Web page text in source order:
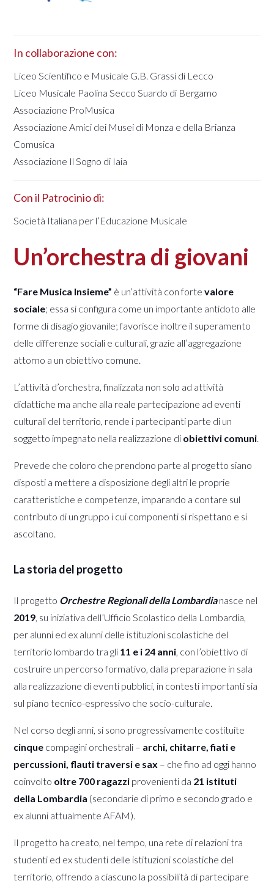
In collaborazione con:
Liceo Scientifico e Musicale G.B. Grassi di Lecco
Liceo Musicale Paolina Secco Suardo di Bergamo
Associazione ProMusica
Associazione Amici dei Musei di Monza e della Brianza
Comusica
Associazione Il Sogno di Iaia
Con il Patrocinio di:
Società Italiana per l’Educazione Musicale
Un’orchestra di giovani
“Fare Musica Insieme” è un’attività con fortevalore
sociale; essa si configura come un importante antidoto alle
forme di disagio giovanile; favorisce inoltre il superamento
delle differenze sociali e culturali, grazie all’aggregazione
attorno a un obiettivo comune.
L’attività d’orchestra, finalizzata non solo ad attività
didattiche ma anche alla reale partecipazione ad eventi
culturali del territorio, rende i partecipanti parte di un
soggetto impegnato nella realizzazione di obiettivi comuni.
Prevede che coloro che prendono parte al progetto siano
disposti a mettere a disposizione degli altri le proprie
caratteristiche e competenze, imparando a contare sul
contributo di un gruppo i cui componenti si rispettano e si
ascoltano.
La storia del progetto
Il progetto Orchestre Regionali della Lombardianasce nel
2019, su iniziativa dell’Ufficio Scolastico della Lombardia,
per alunni ed ex alunni delle istituzioni scolastiche del
territorio lombardo tra gli 11 e i 24 anni, con l’obiettivo di
costruire un percorso formativo, dalla preparazione in sala
alla realizzazione di eventi pubblici, in contesti importanti sia
sul piano tecnico-espressivo che socio-culturale.
Nel corso degli anni, si sono progressivamente costituite
cinque compagini orchestrali – archi, chitarre, fiati e
percussioni, flauti traversi e sax – che fino ad oggi hanno
coinvolto oltre 700 ragazzi provenienti da 21 istituti
della Lombardia (secondarie di primo e secondo grado e
ex alunni attualmente AFAM).
Il progetto ha creato, nel tempo, una rete di relazioni tra
studenti ed ex studenti delle istituzioni scolastiche del
territorio, offrendo a ciascuno la possibilità di partecipare